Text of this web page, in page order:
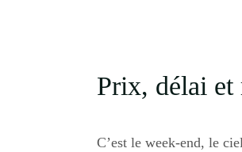
Prix, délai et
C’est le week-end, le